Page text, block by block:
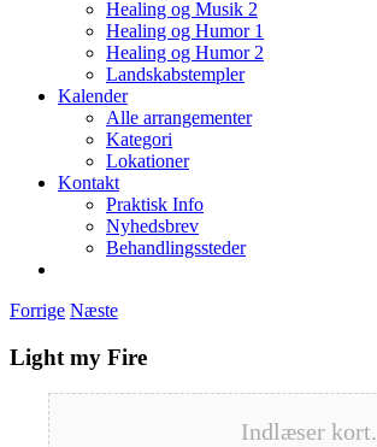
Healing og Musik 2
Healing og Humor 1
Healing og Humor 2
Landskabstempler
Kalender
Alle arrangementer
Kategori
Lokationer
Kontakt
Praktisk Info
Nyhedsbrev
Behandlingssteder
Forrige Næste
Light my Fire
Indlæser